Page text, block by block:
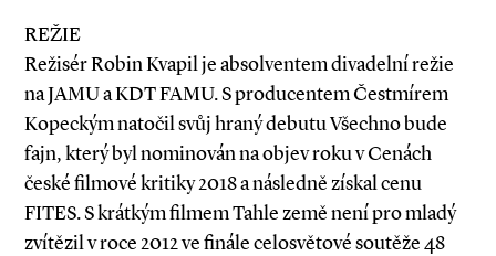
REŽIE
Režisér Robin Kvapil je absolventem divadelní režie
na JAMU a KDT FAMU. S producentem Čestmírem
Kopeckým natočil svůj hraný debutu Všechno bude
fajn, který byl nominován na objev roku v Cenách
české filmové kritiky 2018 a následně získal cenu
FITES. S krátkým filmem Tahle země není pro mladý
zvítězil v roce 2012 ve finále celosvětové soutěže 48